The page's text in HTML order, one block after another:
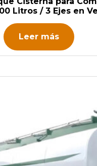
Litros / 3 Ejes en
Leer más